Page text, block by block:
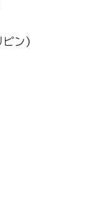
ピン)